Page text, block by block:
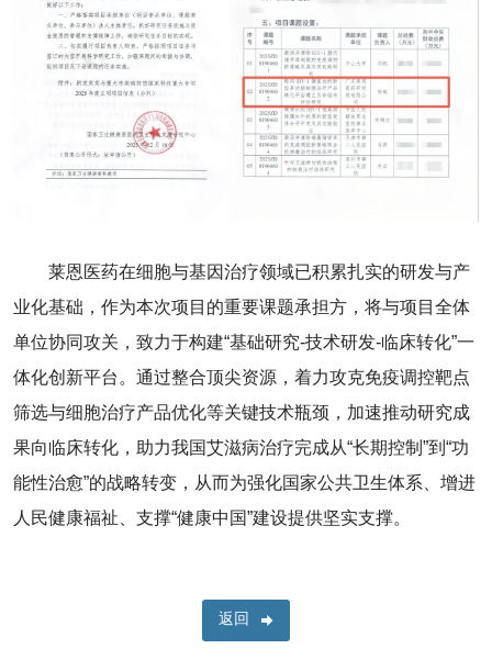
莱恩医药在细胞与基因治疗领域已积累扎实的研发与产
业化基础，作为本次项目的重要课题承担方，将与项目全体
单位协同攻关，致力于构建“基础研究-技术研发-临床转化”一
体化创新平台。通过整合顶尖资源，着力攻克免疫调控靶点
筛选与细胞治疗产品优化等关键技术瓶颈，加速推动研究成
果向临床转化，助力我国艾滋病治疗完成从“长期控制”到“功
能性治愈”的战略转变，从而为强化国家公共卫生体系、增进
人民健康福祉、支撑“健康中国”建设提供坚实支撑。
返回